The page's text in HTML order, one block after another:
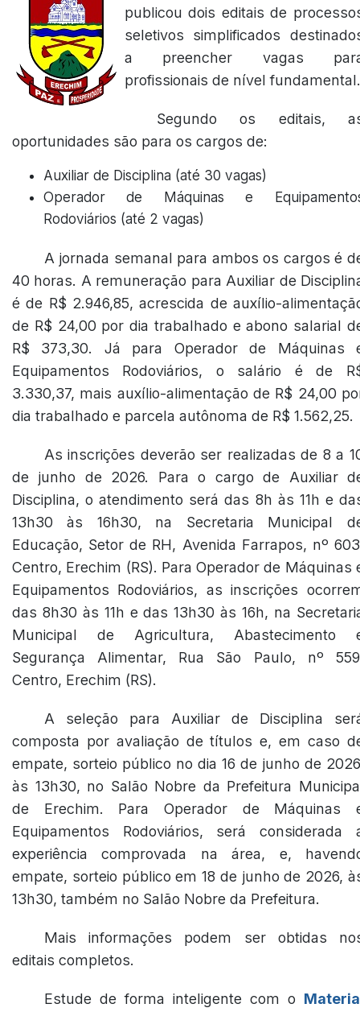
publicou dois editais de
seletivos simplificados
a preencher vagas
profissionais de nível fundamental.
Segundo os editais,
oportunidades são para os cargos de:
Auxiliar de Disciplina (até 30 vagas)
Operador de Máquinas e
Rodoviários (até 2 vagas)
A jornada semanal para ambos os cargos é
40 horas. A remuneração para Auxiliar de
é de R$ 2.946,85, acrescida de auxílio-
de R$ 24,00 por dia trabalhado e abono salarial
R$ 373,30. Já para Operador de Máquinas
Equipamentos Rodoviários, o salário é de
3.330,37, mais auxílio-alimentação de R$ 24,00
dia trabalhado e parcela autônoma de R$ 1.562,25.
As inscrições deverão ser realizadas de 8 a
de junho de 2026. Para o cargo de Auxiliar
Disciplina, o atendimento será das 8h às 11h e
13h30 às 16h30, na Secretaria Municipal
Educação, Setor de RH, Avenida Farrapos, nº
Centro, Erechim (RS). Para Operador de Máquinas
Equipamentos Rodoviários, as inscrições
das 8h30 às 11h e das 13h30 às 16h, na
Municipal de Agricultura, Abastecimento
Segurança Alimentar, Rua São Paulo, nº
Centro, Erechim (RS).
A seleção para Auxiliar de Disciplina
composta por avaliação de títulos e, em caso
empate, sorteio público no dia 16 de junho de
às 13h30, no Salão Nobre da Prefeitura
de Erechim. Para Operador de Máquinas
Equipamentos Rodoviários, será considerada
experiência comprovada na área, e,
empate, sorteio público em 18 de junho de 2026,
13h30, também no Salão Nobre da Prefeitura.
Mais informações podem ser obtidas
editais completos.
Estude de forma inteligente com o